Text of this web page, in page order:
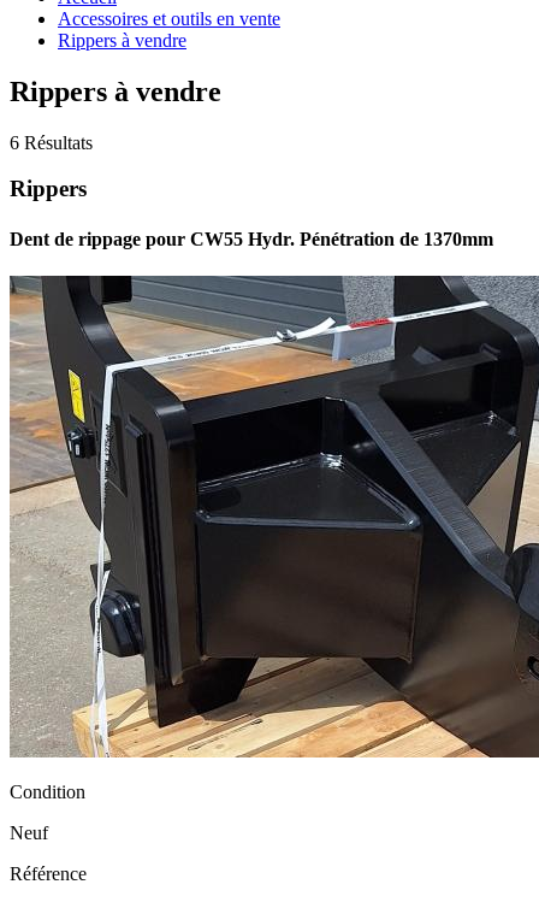
Accessoires et outils en vente
Rippers à vendre
Rippers à vendre
6 Résultats
Rippers
Dent de rippage pour CW55 Hydr. Pénétration de 1370mm
Condition
Neuf
Référence